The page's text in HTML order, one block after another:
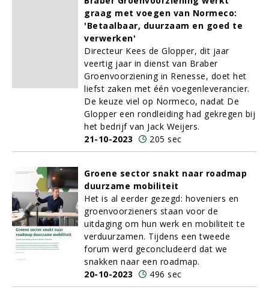
graag met voegen van Normeco:
'Betaalbaar, duurzaam en goed te
verwerken'
Directeur Kees de Glopper, dit jaar
veertig jaar in dienst van Braber
Groenvoorziening in Renesse, doet het
liefst zaken met één voegenleverancier.
De keuze viel op Normeco, nadat De
Glopper een rondleiding had gekregen bij
het bedrijf van Jack Weijers.
21-10-2023
205 sec
Groene sector snakt naar roadmap
duurzame mobiliteit
Het is al eerder gezegd: hoveniers en
groenvoorzieners staan voor de
uitdaging om hun werk en mobiliteit te
verduurzamen. Tijdens een tweede
forum werd geconcludeerd dat we
snakken naar een roadmap.
20-10-2023
496 sec